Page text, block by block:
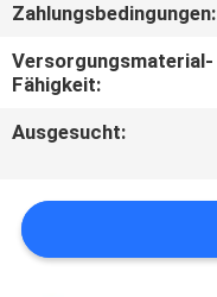
UNS
FORDERN
SIE
ANGEBOT
AN
Zahlungsbedingungen:
Versorgungsmaterial-
Fähigkeit:
Ausgesucht: